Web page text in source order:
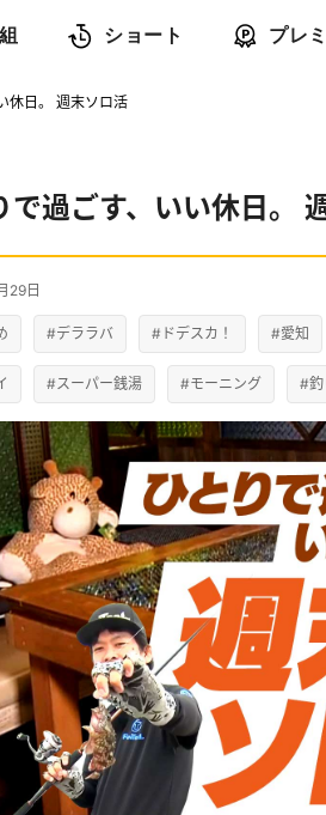
ショート プレ
休日。 週末ソロ活
で過ごす、いい休日。
29日
#デララバ #ドデスカ！ #愛知
#スーパー銭湯 #モーニング #釣